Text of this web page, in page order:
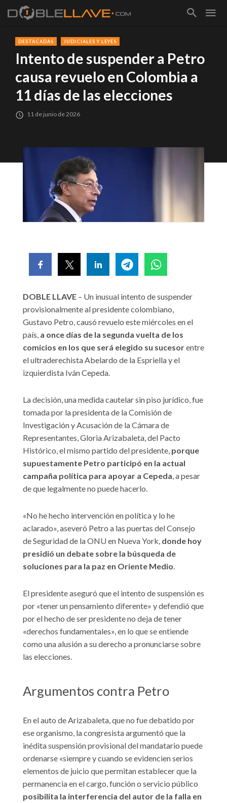
DESTACADAS JUDICIALES Y LEYES
Intento de suspender a Petro
causa revuelo en Colombia a
11 días de las elecciones
11 de junio de 2026
DOBLE LLAVE – Un inusual intento de suspender
provisionalmente al presidente colombiano,
Gustavo Petro, causó revuelo este miércoles en el
país, a once días de la segunda vuelta de los
comicios en los que será elegido su sucesorentre
el ultraderechista Abelardo de la Espriella y el
izquierdista Iván Cepeda.
La decisión, una medida cautelar sin piso jurídico, fue
tomada por la presidenta de la Comisión de
Investigación y Acusación de la Cámara de
Representantes, Gloria Arizabaleta, del Pacto
Histórico, el mismo partido del presidente, porque
supuestamente Petro participó en la actual
campaña política para apoyar a Cepeda, a pesar
de que legalmente no puede hacerlo.
«No he hecho intervención en política y lo he
aclarado», aseveró Petro a las puertas del Consejo
de Seguridad de la ONU en Nueva York, donde hoy
presidió un debate sobre la búsqueda de
soluciones para la paz en Oriente Medio.
El presidente aseguró que el intento de suspensión es
por «tener un pensamiento diferente» y defendió que
por el hecho de ser presidente no deja de tener
«derechos fundamentales», en lo que se entiende
como una alusión a su derecho a pronunciarse sobre
las elecciones.
Argumentos contra Petro
En el auto de Arizabaleta, que no fue debatido por
ese organismo, la congresista argumentó que la
inédita suspensión provisional del mandatario puede
ordenarse «siempre y cuando se evidencien serios
elementos de juicio que permitan establecer que la
permanencia en el cargo, función o servicio público
posibilita la interferencia del autor de la falla en